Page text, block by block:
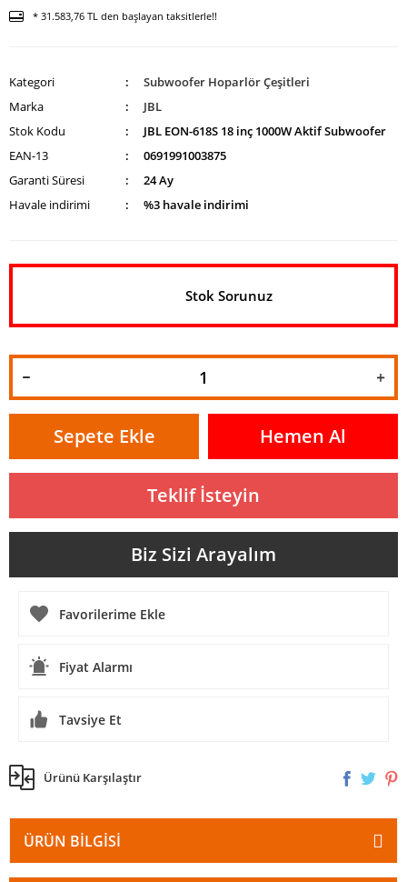
* 31.583,76 TL den başlayan taksitlerle!!
Kategori
Subwoofer Hoparlör Çeşitleri
Marka
JBL
Stok Kodu
JBL EON-618S 18 inç 1000W Aktif Subwoofer
EAN-13
0691991003875
Garanti Süresi
24 Ay
Havale indirimi
%3 havale indirimi
Stok Sorunuz
Sepete Ekle Hemen Al
Teklif İsteyin
Biz Sizi Arayalım
Fiyat Alarmı
Tavsiye Et
Ürünü Karşılaştır
ÜRÜN BILGISI